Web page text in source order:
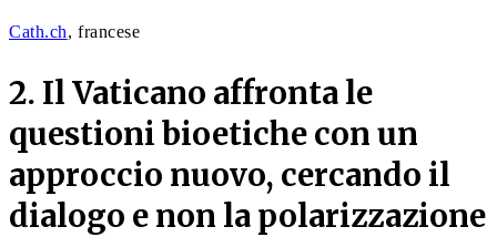
Cath.ch, francese
2. Il Vaticano affronta le
questioni bioetiche con un
approccio nuovo, cercando il
dialogo e non la polarizzazione